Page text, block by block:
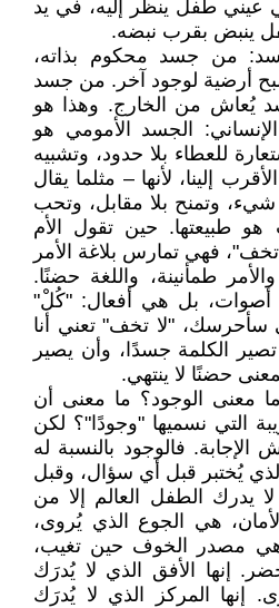
عيني طفل ينظر إليه، في يد
ينبض بقرب نبضه.
من جسد محكوم بذاته،
أرضية لوجود آخر. من جسد
يُعاش من الخارج. وهذا هو
الجسد الأمومي هو
للعطاء بلا حدود، وتشبيه
إلينا، لأنها – مثلما يقال
وتمنح بلا مقابل، وتحب
طبيعتها. حين تقول الأم
فهي تمارس بلاغة الأمر
طمأنينة، واللغة حضنًا.
أصوات، بل هي أفعال: "كُلْ"
"لا تخف" تعني أنا
تصير الكلمة جسدًا، وأن يصير
حضنًا لا ينتهي.
معنى الوجود؟ ما معنى أن
التي نسميها "وجودًا"؟ لكن
الإجابة. فالوجود بالنسبة له
يُختبر قبل أي سؤال، وقبل
يدرك الطفل العالم إلا من
هي الجوع الذي يُروى،
مصدر الخوف حين تغيب،
إنها الأفق الذي لا يُدرَك
إنها المركز الذي لا يُدرَك